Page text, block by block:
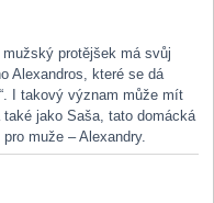
protějšek má svůj
Alexandros, které se dá
I takový význam může mít
jako Saša, tato domácká
muže – Alexandry.